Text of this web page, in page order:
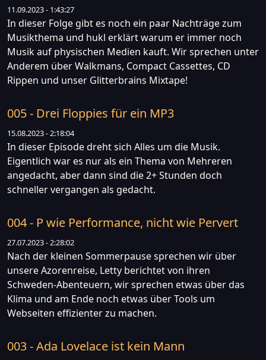
11.09.2023 - 1:43:27
In dieser Folge gibt es noch ein paar Nachträge zum
Musikthema und hukl erklärt warum er immer noch
Musik auf physischen Medien kauft. Wir sprechen unter
Anderem über Walkmans, Compact Cassettes, CD
Rippen und unser Glitterbrains Mixtape!
005 - Drei Floppies für ein MP3
15.08.2023 - 2:18:04
In dieser Episode dreht sich Alles um die Musik.
Eigentlich war es nur als ein Thema von Mehreren
angedacht, aber dann sind die 2+ Stunden doch
schneller vergangen als gedacht.
004 - P wie Performance, nicht wie Pervert
27.07.2023 - 2:28:02
Nach der kleinen Sommerpause sprechen wir über
unsere Azorenreise, Letty berichtet von ihren
Schweden-Abenteuern, wir sprechen etwas über das
Klima und am Ende noch etwas über Tools um
Webseiten effizienter zu machen.
003 - Ada Lovelace ist kein Mann